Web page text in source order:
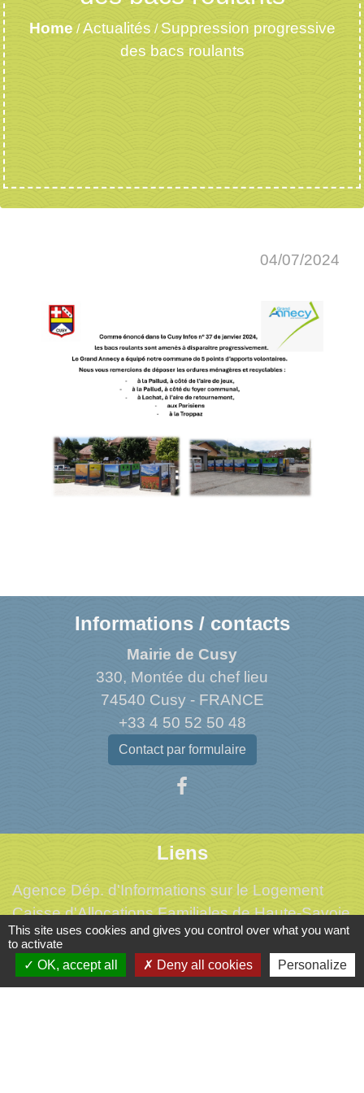
Home /Actualités / Suppression progressive
des bacs roulants
04/07/2024
Informations / contacts
Mairie de Cusy
330, Montée du chef lieu
74540 Cusy - FRANCE
+33 4 50 52 50 48
Contact par formulaire
Liens
Agence Dép. d'Informations sur le Logement
Caisse d'Allocations Familiales de Haute-Savoie
Caisse Primaire d'Assurance Maladie
Conseil Départemental de Haute-Savoie
L'office du tourisme de l'Albanais
This site uses cookies and gives you control over what you want
to activate
OK, accept all
Deny all cookies Personalize